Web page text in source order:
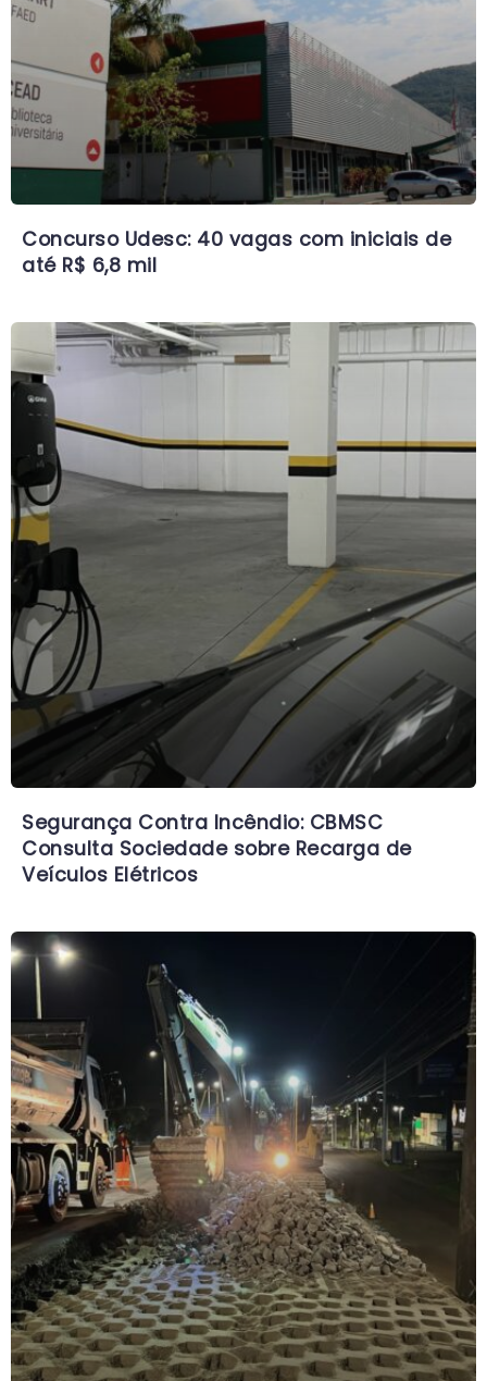
Concurso Udesc: 40 vagas com iniciais de
até R$ 6,8 mil
Segurança Contra Incêndio: CBMSC
Consulta Sociedade sobre Recarga de
Veículos Elétricos